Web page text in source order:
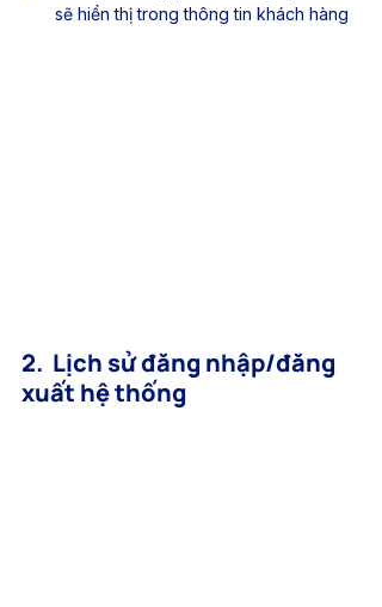
sẽ hiển thị trong thông tin khách hàng
2.  Lịch sử đăng nhập/đăng
xuất hệ thống